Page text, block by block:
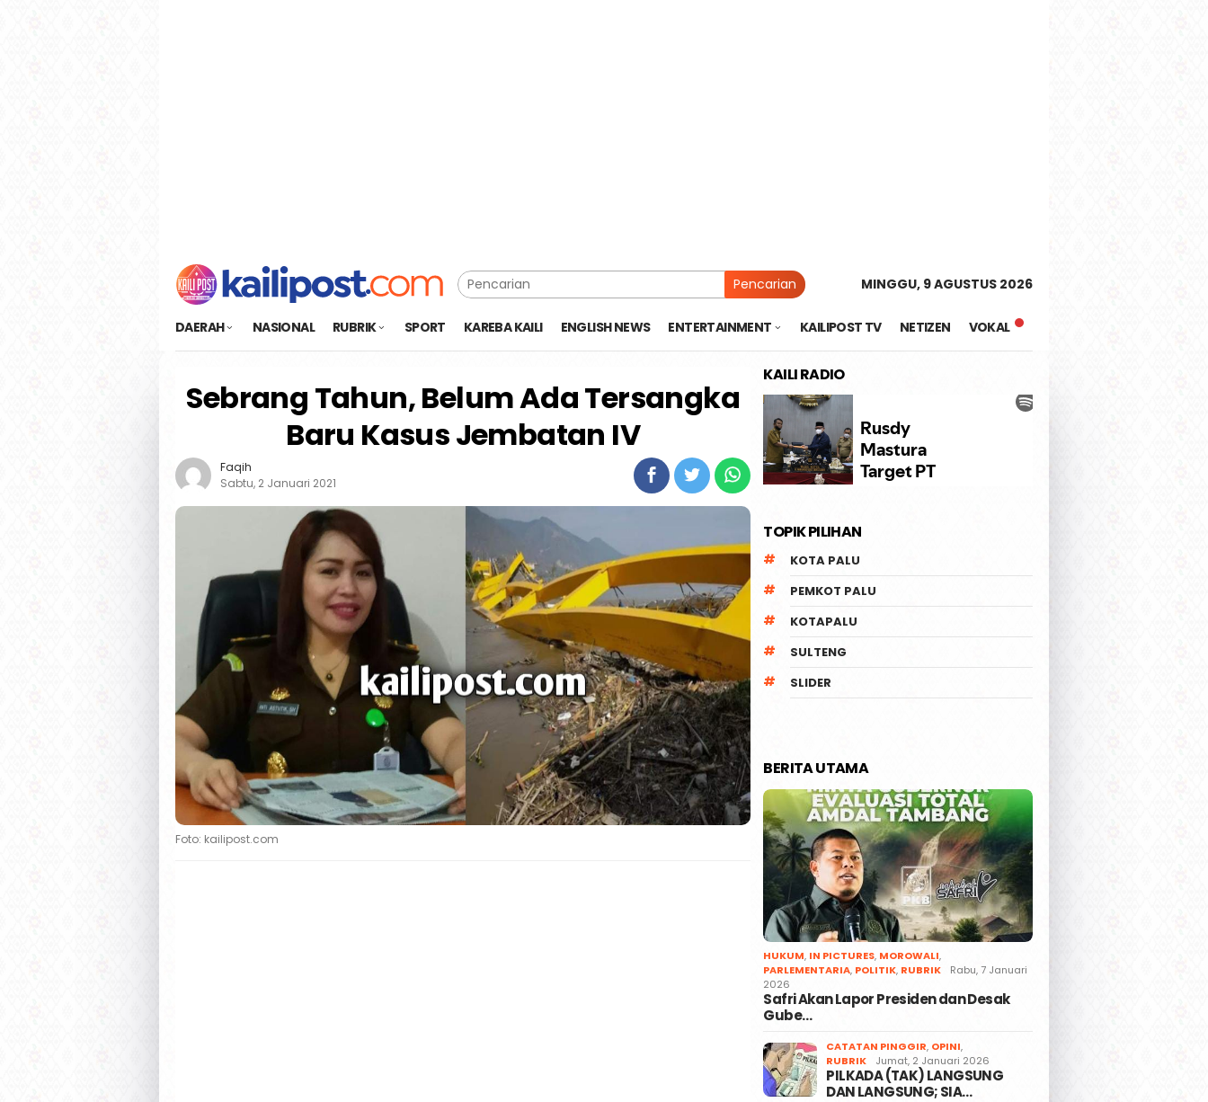
Pencarian MINGGU, 9 AGUSTUS 2026
DAERAH NASIONAL RUBRIK SPORT KAREBA KAILI ENGLISH NEWS ENTERTAINMENT KAILIPOST TV NETIZEN VOKAL
Sebrang Tahun, Belum Ada Tersangka
Baru Kasus Jembatan IV
Faqih
Sabtu, 2 Januari 2021
Foto: kailipost.com
KAILI RADIO
TOPIK PILIHAN
KOTA PALU
PEMKOT PALU
KOTAPALU
SULTENG
SLIDER
BERITA UTAMA
HUKUM, IN PICTURES, MOROWALI,
PARLEMENTARIA, POLITIK, RUBRIK
Rabu, 7 Januari
2026
Safri Akan Lapor Presiden dan Desak
Gube…
CATATAN PINGGIR, OPINI,
RUBRIK
Jumat, 2 Januari 2026
PILKADA (TAK) LANGSUNG
DAN LANGSUNG; SIA…